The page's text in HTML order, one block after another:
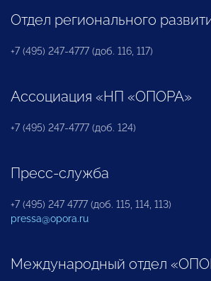
Отдел регионального
+7 (495) 247-4777 (доб. 116, 117)
Ассоциация «НП «ОПОРА»
+7 (495) 247-4777 (доб. 124)
Пресс-служба
+7 (495) 247 4777 (доб. 115, 114, 113)
pressa@opora.ru
Международный отдел